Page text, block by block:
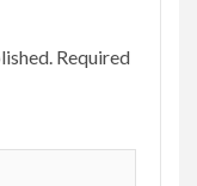
Required